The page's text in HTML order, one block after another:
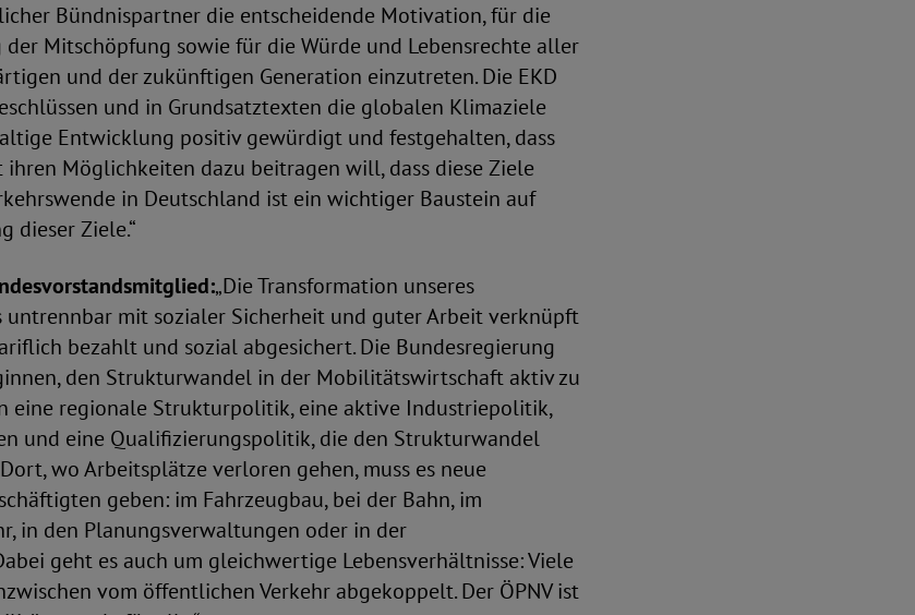
Bündnispartner die entscheidende Motivation, für die
Mitschöpfung sowie für die Würde und Lebensrechte aller
und der zukünftigen Generation einzutreten. Die EKD
und in Grundsatztexten die globalen Klimaziele
Entwicklung positiv gewürdigt und festgehalten, dass
ihren Möglichkeiten dazu beitragen will, dass diese Ziele
in Deutschland ist ein wichtiger Baustein auf
dieser Ziele.“
„Die Transformation unseres
untrennbar mit sozialer Sicherheit und guter Arbeit verknüpft
bezahlt und sozial abgesichert. Die Bundesregierung
den Strukturwandel in der Mobilitätswirtschaft aktiv zu
eine regionale Strukturpolitik, eine aktive Industriepolitik,
und eine Qualifizierungspolitik, die den Strukturwandel
wo Arbeitsplätze verloren gehen, muss es neue
geben: im Fahrzeugbau, bei der Bahn, im
in den Planungsverwaltungen oder in der
geht es auch um gleichwertige Lebensverhältnisse: Viele
vom öffentlichen Verkehr abgekoppelt. Der ÖPNV ist